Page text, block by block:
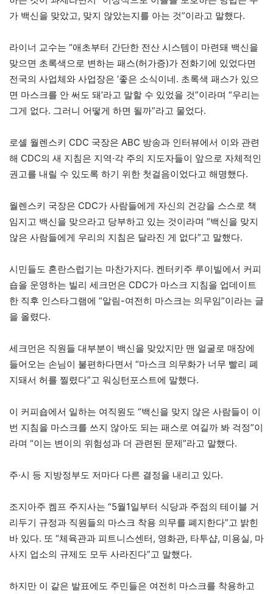
가 백신을 맞았고, 맞지 않았는지를 아는 것”이라고 말했다.
라이너 교수는 “애초부터 간단한 전산 시스템이 마련돼 백신을
맞으면 초록색으로 변하는 패스(허가증)가 전화기에 있었다면
전국의 사업체와 사업장은 ‘좋은 소식이네. 초록색 패스가 있으
면 마스크를 안 써도 돼’라고 말할 수 있었을 것”이라며 “우리는
그게 없다. 그러니 어떻게 하면 될까”라고 물었다.
로셸 월렌스키 CDC 국장은 ABC 방송과 인터뷰에서 이와 관련
해 CDC의 새 지침은 지역·각 주의 지도자들이 앞으로 자체적인
권고를 내릴 수 있도록 하기 위한 첫걸음이었다고 해명했다.
월렌스키 국장은 CDC가 사람들에게 자신의 건강을 스스로 책
임지고 백신을 맞으라고 당부하고 있는 것이라며 “백신을 맞지
않은 사람들에게 우리의 지침은 달라진 게 없다”고 말했다.
시민들도 혼란스럽기는 마찬가지다. 켄터키주 루이빌에서 커피
숍을 운영하는 빌리 세크먼은 CDC가 마스크 지침을 업데이트
한 직후 인스타그램에 “알림-여전히 마스크는 의무임”이라는 글
을 올렸다.
세크먼은 직원들 대부분이 백신을 맞았지만 맨 얼굴로 매장에
들어오는 손님이 불편하다면서 “마스크 의무화가 너무 빨리 폐
지돼서 허를 찔렸다”고 워싱턴포스트에 말했다.
이 커피숍에서 일하는 여직원도 “백신을 맞지 않은 사람들이 이
번 지침을 마스크를 쓰지 않아도 되는 패스로 여길까 봐 걱정”이
라며 “이는 변이의 위험성과 더 관련된 문제”라고 말했다.
주·시 등 지방정부도 저마다 다른 결정을 내리고 있다.
조지아주 켐프 주지사는 “5월1일부터 식당과 주점의 테이블 거
리두기 규정과 직원들의 마스크 착용 의무를 폐지한다”고 밝힌
바 있다. 또 “체육관과 피트니스센터, 영화관, 타투샵, 미용실, 마
사지 업소의 규제도 모두 사라진다”고 말했다.
하지만 이 같은 발표에도 주민들은 여전히 마스크를 착용하고